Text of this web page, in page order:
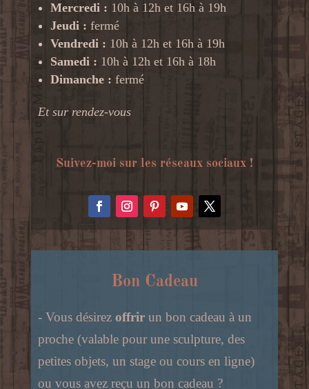
Mercredi : 10h à 12h et 16h à 19h
Jeudi : fermé
Vendredi : 10h à 12h et 16h à 19h
Samedi : 10h à 12h et 16h à 18h
Dimanche : fermé
Et sur rendez-vous
Suivez-moi sur les réseaux sociaux !
Bon Cadeau
- Vous désirez offrir un bon cadeau à un
proche (valable pour une sculpture, des
petites objets, un stage ou cours en ligne)
ou vous avez reçu un bon cadeau ?